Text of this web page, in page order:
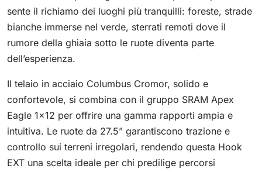
sente il richiamo dei luoghi più tranquilli: foreste, strade
bianche immerse nel verde, sterrati remoti dove il
rumore della ghiaia sotto le ruote diventa parte
dell’esperienza.
Il telaio in acciaio Columbus Cromor, solido e
confortevole, si combina con il gruppo SRAM Apex
Eagle 1×12 per offrire una gamma rapporti ampia e
intuitiva. Le ruote da 27.5” garantiscono trazione e
controllo sui terreni irregolari, rendendo questa Hook
EXT una scelta ideale per chi predilige percorsi